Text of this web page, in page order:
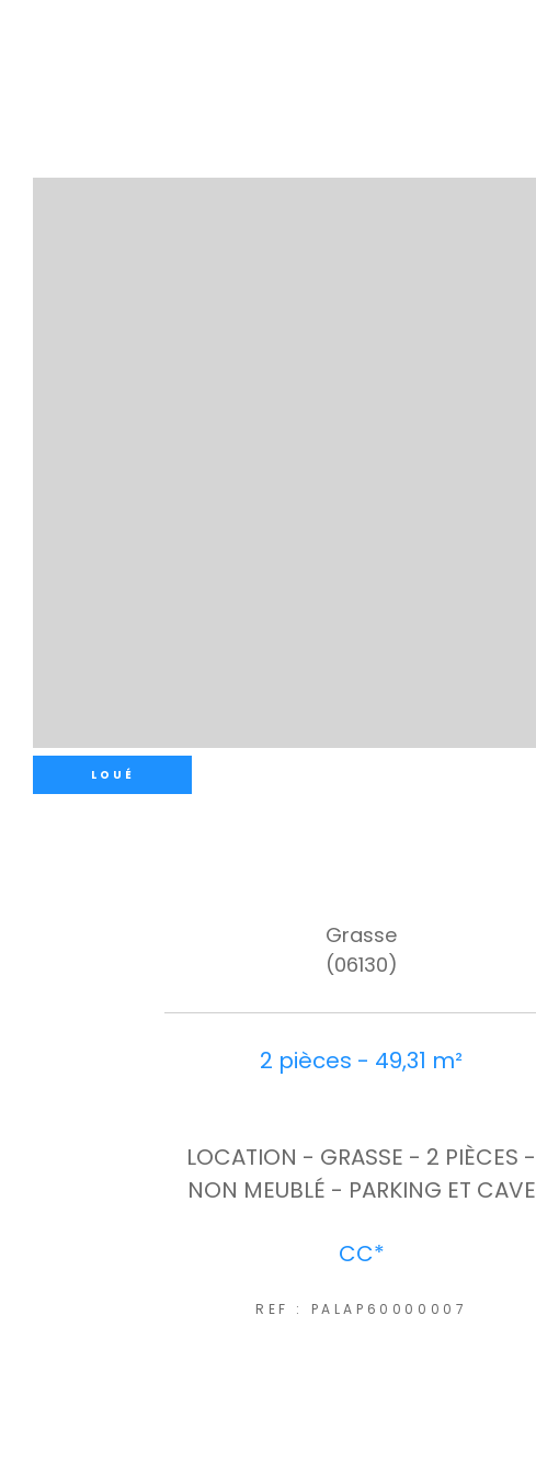
LOUÉ
Grasse
(06130)
2 pièces - 49,31 m²
LOCATION - GRASSE - 2 PIÈCES -
NON MEUBLÉ - PARKING ET CAVE
CC*
REF : PALAP60000007